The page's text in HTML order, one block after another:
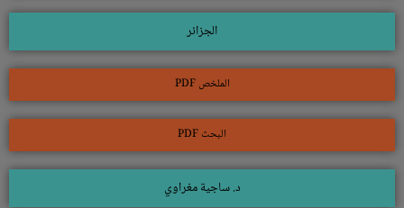
الجزائر
الملخص PDF
البحث PDF
د. ساجية مغراوي